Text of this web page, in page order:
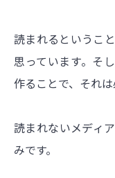
読まれるというこ
思っています。そ
作ることで、それは
読まれないメディ
みです。